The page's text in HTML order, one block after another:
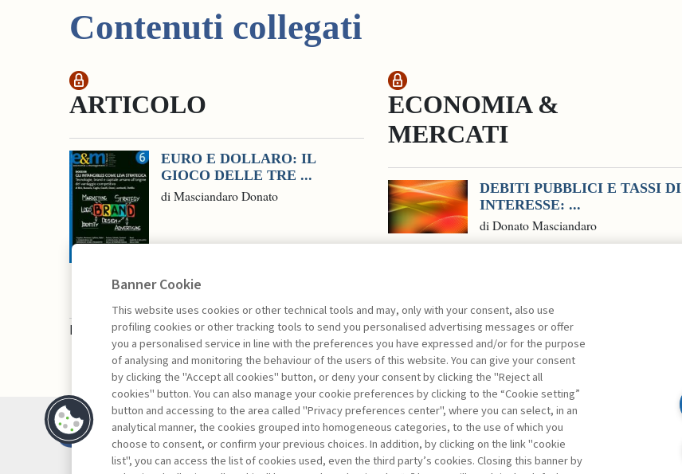
Contenuti collegati
ARTICOLO
EURO E DOLLARO: IL
GIOCO DELLE TRE ...
di Masciandaro Donato
ECONOMIA &
MERCATI
DEBITI PUBBLICI E TASSI DI
INTERESSE: ...
di Donato Masciandaro
La consultazione dei libri è riservata esclusivamente agli abbonati Premium
Contatti
Abbonamenti
Archivio rubriche
FacebookTwitterLinkedin
Banner Cookie
This website uses cookies or other technical tools and may, only with your consent, also use
profiling cookies or other tracking tools to send you personalised advertising messages or offer
you a personalised service in line with the preferences you have expressed and/or for the purpose
of analysing and monitoring the behaviour of the users of this website. You can give your consent
by clicking the "Accept all cookies" button, or deny your consent by clicking the "Reject all
cookies" button. You can also manage your cookie preferences by clicking to the “Cookie setting”
button and accessing to the area called "Privacy preferences center", where you can select, in an
analytical manner, the cookies grouped into homogeneous categories, to the use of which you
choose to consent, or confirm your previous choices. In addition, by clicking on the link "cookie
list", you can access the list of cookies used, even the third party’s cookies. Closing this banner by